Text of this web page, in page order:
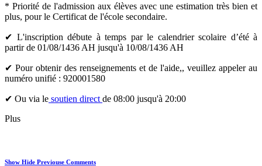
* Priorité de l'admission aux élèves avec une estimation très bien et
plus, pour le Certificat de l'école secondaire.
✔ L'inscription débute à temps par le calendrier scolaire d’été à
partir de 01/08/1436 AH jusqu'à 10/08/1436 AH
✔ Pour obtenir des renseignements et de l'aide,, veuillez appeler au
numéro unifié : 920001580
✔ Ou via le soutien direct de 08:00 jusqu'à 20:00
Plus
Show Hide Previouse Comments